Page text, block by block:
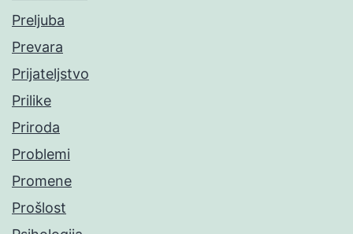
Preljuba
Prevara
Prijateljstvo
Prilike
Priroda
Problemi
Promene
Prošlost